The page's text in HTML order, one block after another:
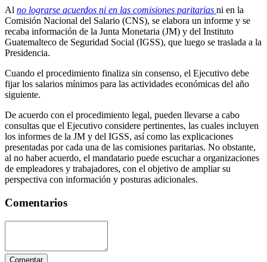
Al no lograrse acuerdos ni en las comisiones paritarias ni en la
Comisión Nacional del Salario (CNS), se elabora un informe y se
recaba información de la Junta Monetaria (JM) y del Instituto
Guatemalteco de Seguridad Social (IGSS), que luego se traslada a la
Presidencia.
Cuando el procedimiento finaliza sin consenso, el Ejecutivo debe
fijar los salarios mínimos para las actividades económicas del año
siguiente.
De acuerdo con el procedimiento legal, pueden llevarse a cabo
consultas que el Ejecutivo considere pertinentes, las cuales incluyen
los informes de la JM y del IGSS, así como las explicaciones
presentadas por cada una de las comisiones paritarias. No obstante,
al no haber acuerdo, el mandatario puede escuchar a organizaciones
de empleadores y trabajadores, con el objetivo de ampliar su
perspectiva con información y posturas adicionales.
Comentarios
Comentar